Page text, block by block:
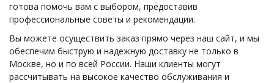
готова помочь вам с выбором, предоставив
профессиональные советы и рекомендации.
Вы можете осуществить заказ прямо через наш сайт, и мы
обеспечим быструю и надежную доставку не только в
Москве, но и по всей России. Наши клиенты могут
рассчитывать на высокое качество обслуживания и